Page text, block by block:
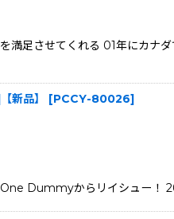
満足させてくれる 01年にカ
品】 [PCCY-80026]
Dummyからリイシュー！